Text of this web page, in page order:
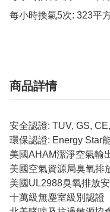
每小時換氣5次: 323平
商品詳情
安全認證: TUV, GS,
環保認證: Energy Star
美國AHAM潔淨空氣輸
美國空氣資源局臭氧排
美國UL2988臭氧排放
十萬級無塵室級別認證